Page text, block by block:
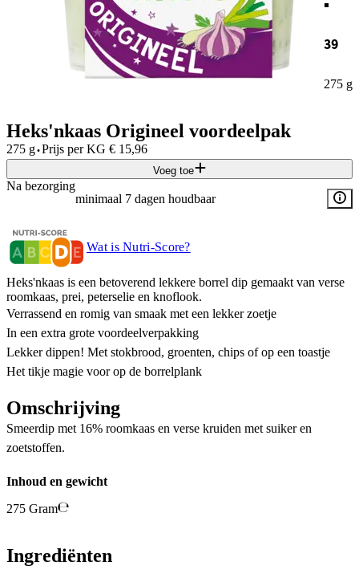
39
275 g
Heks'nkaas Origineel voordeelpak
275 g·Prijs per KG € 15,96
Voeg toe
Na bezorging
minimaal 7 dagen houdbaar
Wat is Nutri-Score?
Heks'nkaas is een betoverend lekkere borrel dip gemaakt van verse
roomkaas, prei, peterselie en knoflook.
Verrassend en romig van smaak met een lekker zoetje
In een extra grote voordeelverpakking
Lekker dippen! Met stokbrood, groenten, chips of op een toastje
Het tikje magie voor op de borrelplank
Omschrijving
Smeerdip met 16% roomkaas en verse kruiden met suiker en
zoetstoffen.
Inhoud en gewicht
275 Gram
Ingrediënten